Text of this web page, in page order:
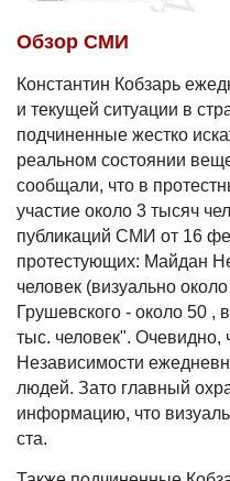
Обзор СМИ
Константин Кобзарь
и текущей ситуации в
подчиненные жестко
реальном состоянии
сообщали, что в
участие около 3 тысяч
публикаций СМИ от 16
протестующих: Майдан
человек (визуально
Грушевского - около 50 ,
тыс. человек". Очевидно,
Независимости
людей. Зато главный
информацию, что
ста.